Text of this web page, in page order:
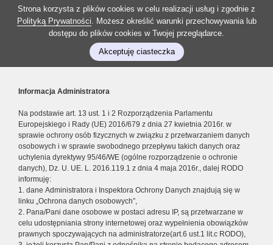
Strona korzysta z plików cookies w celu realizacji usług i zgodnie z
Polityką Prywatności. Możesz określić warunki przechowywania lub
dostępu do plików cookies w Twojej przeglądarce.
Akceptuję ciasteczka
Informacja Administratora
Na podstawie art. 13 ust. 1 i 2 Rozporządzenia Parlamentu
Europejskiego i Rady (UE) 2016/679 z dnia 27 kwietnia 2016r. w
sprawie ochrony osób fizycznych w związku z przetwarzaniem danych
osobowych i w sprawie swobodnego przepływu takich danych oraz
uchylenia dyrektywy 95/46/WE (ogólne rozporządzenie o ochronie
danych), Dz. U. UE. L. 2016.119.1 z dnia 4 maja 2016r., dalej RODO
informuję:
1. dane Administratora i Inspektora Ochrony Danych znajdują się w
linku „Ochrona danych osobowych”,
2. Pana/Pani dane osobowe w postaci adresu IP, są przetwarzane w
celu udostępniania strony internetowej oraz wypełnienia obowiązków
prawnych spoczywających na administratorze(art.6 ust.1 lit.c RODO),